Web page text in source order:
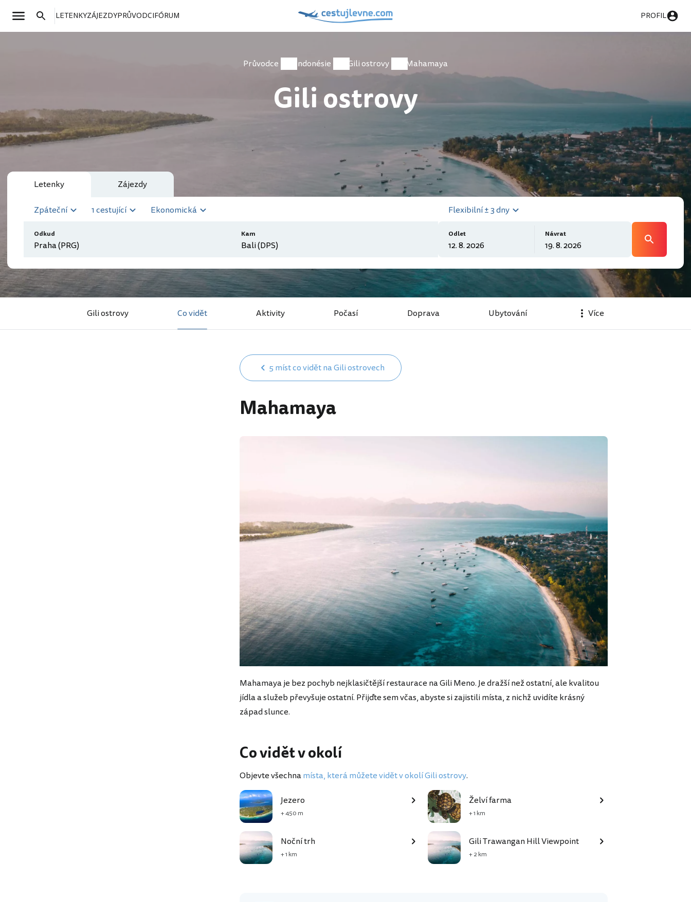
LETENKYZÁJEZDYPRŮVODCIFÓRUM PROFIL
Průvodce Indonésie Gili ostrovy Mahamaya
Gili ostrovy
Letenky Zájezdy
Zpáteční 1 cestující Ekonomická
Odkud Kam
Flexibilní ± 3 dny
Odlet Návrat
Gili ostrovy Co vidět Aktivity Počasí Doprava Ubytování Více
5 míst co vidět na Gili ostrovech
Mahamaya
Mahamaya je bez pochyb nejklasičtější restaurace na Gili Meno. Je dražší než ostatní, ale kvalitou
jídla a služeb převyšuje ostatní. Přijďte sem včas, abyste si zajistili místa, z nichž uvidíte krásný
západ slunce.
Co vidět v okolí
Objevte všechnamísta, která můžete vidět v okolí Gili ostrovy.
Jezero
+ 450 m
Želví farma
+ 1 km
Noční trh
+ 1 km
Gili Trawangan Hill Viewpoint
+ 2 km